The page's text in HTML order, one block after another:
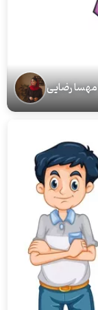
مهسا رضایی